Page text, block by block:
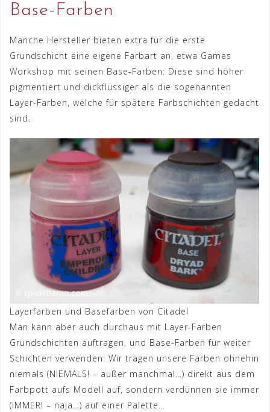
Base-Farben
Manche Hersteller bieten extra für die erste
Grundschicht eine eigene Farbart an, etwa Games
Workshop mit seinen Base-Farben: Diese sind höher
pigmentiert und dickflüssiger als die sogenannten
Layer-Farben, welche für spätere Farbschichten gedacht
sind.
Layerfarben und Basefarben von Citadel
Man kann aber auch durchaus mit Layer-Farben
Grundschichten auftragen, und Base-Farben für weiter
Schichten verwenden: Wir tragen unsere Farben ohnehin
niemals (NIEMALS! – außer manchmal…) direkt aus dem
Farbpott aufs Modell auf, sondern verdünnen sie immer
(IMMER! – naja…) auf einer Palette…